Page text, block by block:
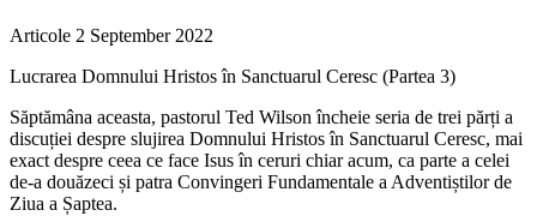
Articole 2 September 2022
Lucrarea Domnului Hristos în Sanctuarul Ceresc (Partea 3)
Săptămâna aceasta, pastorul Ted Wilson încheie seria de trei părți a
discuției despre slujirea Domnului Hristos în Sanctuarul Ceresc, mai
exact despre ceea ce face Isus în ceruri chiar acum, ca parte a celei
de-a douăzeci și patra Convingeri Fundamentale a Adventiștilor de
Ziua a Șaptea.